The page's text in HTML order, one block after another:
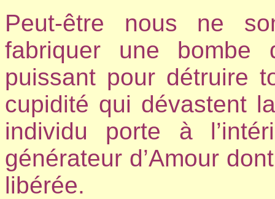
Peut-être nous ne
fabriquer une bombe
puissant pour détruire
cupidité qui dévastent
individu porte à
générateur d’Amour
libérée.